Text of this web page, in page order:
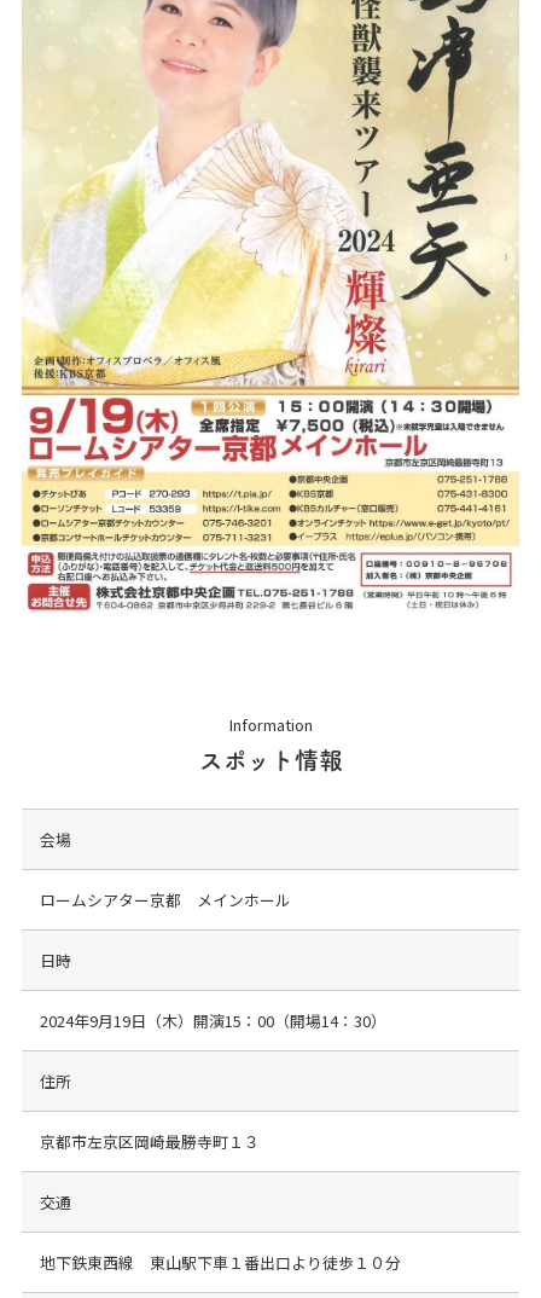
Information
スポット情報
会場
ロームシアター京都 メインホール
日時
2024年9月19日（木）開演15：00（開場14：30）
住所
京都市左京区岡崎最勝寺町１３
交通
地下鉄東西線 東山駅下車１番出口より徒歩１０分